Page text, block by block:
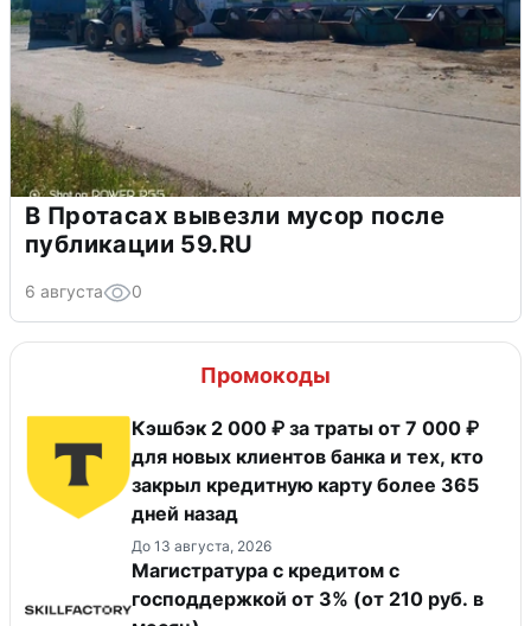
В Протасах вывезли мусор после
публикации 59.RU
6 августа 0
Промокоды
Кэшбэк 2 000 ₽ за траты от 7 000 ₽
для новых клиентов банка и тех, кто
закрыл кредитную карту более 365
дней назад
До 13 августа, 2026
Магистратура с кредитом с
господдержкой от 3% (от 210 руб. в